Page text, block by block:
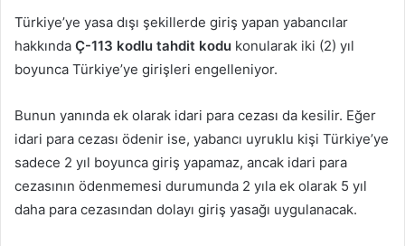
Türkiye’ye yasa dışı şekillerde giriş yapan yabancılar
hakkında Ç-113 kodlu tahdit kodu konularak iki (2) yıl
boyunca Türkiye’ye girişleri engelleniyor.
Bunun yanında ek olarak idari para cezası da kesilir. Eğer
idari para cezası ödenir ise, yabancı uyruklu kişi Türkiye’ye
sadece 2 yıl boyunca giriş yapamaz, ancak idari para
cezasının ödenmemesi durumunda 2 yıla ek olarak 5 yıl
daha para cezasından dolayı giriş yasağı uygulanacak.